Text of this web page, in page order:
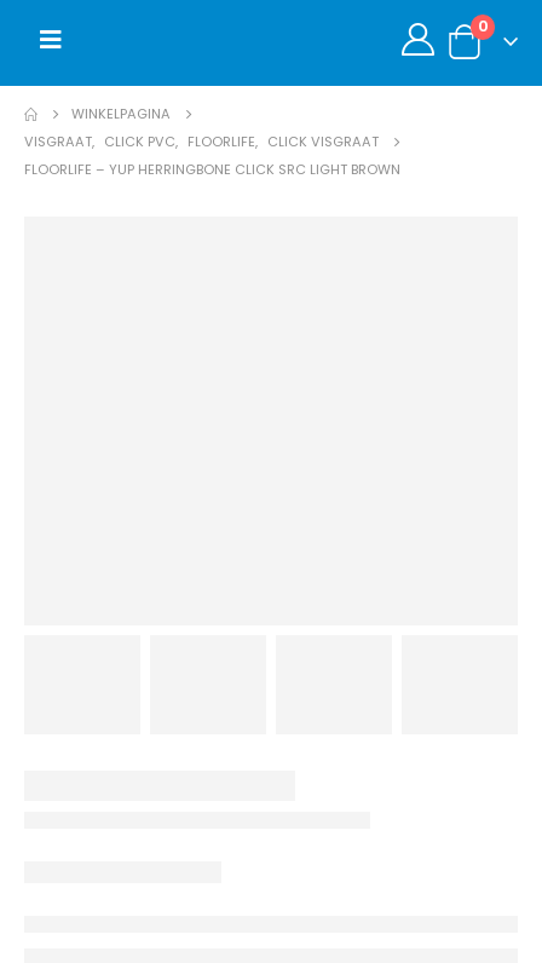
0
WINKELPAGINA
VISGRAAT, CLICK PVC, FLOORLIFE, CLICK VISGRAAT
FLOORLIFE – YUP HERRINGBONE CLICK SRC LIGHT BROWN